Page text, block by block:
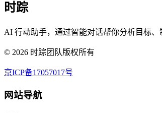
时踪
AI 行动助手，通过智能对话帮你分析目标
© 2026 时踪团队版权所有
京ICP备17057017号
网站导航